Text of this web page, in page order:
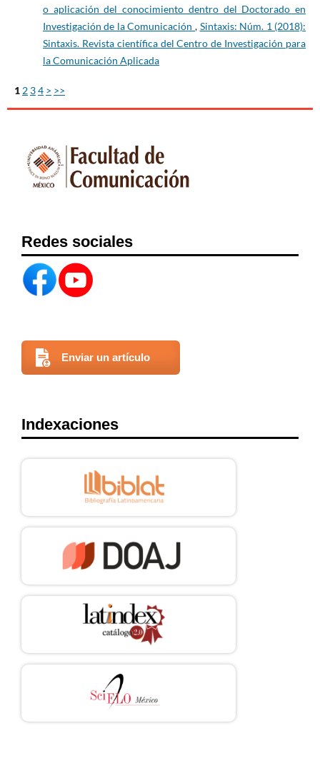
o aplicación del conocimiento dentro del Doctorado en
Investigación de la Comunicación , Sintaxis: Núm. 1 (2018):
Sintaxis. Revista científica del Centro de Investigación para
la Comunicación Aplicada
1 2 34 > >>
Redes sociales
Enviar un artículo
Indexaciones